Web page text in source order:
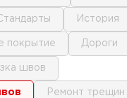
стандарты история
покрытие дороги
швов
ремонт трещин